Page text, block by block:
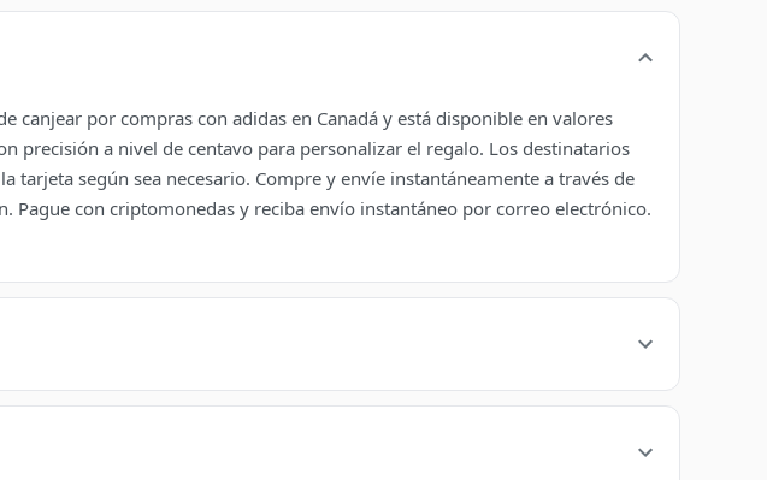
canjear por compras con adidas en Canadá y está disponible en valores
precisión a nivel de centavo para personalizar el regalo. Los destinatarios
tarjeta según sea necesario. Compre y envíe instantáneamente a través de
Pague con criptomonedas y reciba envío instantáneo por correo electrónico.